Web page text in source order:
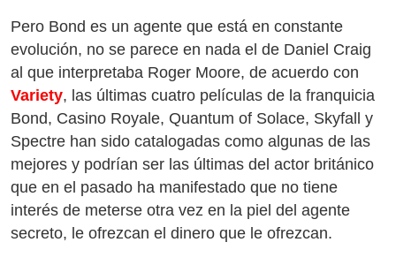
Pero Bond es un agente que está en constante
evolución, no se parece en nada el de Daniel Craig
al que interpretaba Roger Moore, de acuerdo con
Variety, las últimas cuatro películas de la franquicia
Bond, Casino Royale, Quantum of Solace, Skyfall y
Spectre han sido catalogadas como algunas de las
mejores y podrían ser las últimas del actor británico
que en el pasado ha manifestado que no tiene
interés de meterse otra vez en la piel del agente
secreto, le ofrezcan el dinero que le ofrezcan.